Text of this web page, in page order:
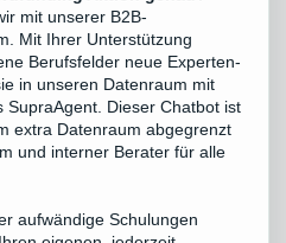
mit unserer B2B-
Mit Ihrer Unterstützung
Berufsfelder neue Experten-
in unseren Datenraum mit
Dieser Chatbot ist
extra Datenraum abgegrenzt
und interner Berater für alle
aufwändige Schulungen